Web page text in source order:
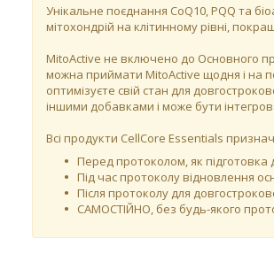
Унікальне поєднання CoQ10, PQQ та
мітохондрій на клітинному рівні,
MitoActive не включено до Основного
можна приймати MitoActive щодня і на
оптимізуєте свій стан для
іншими добавками і може бути
Всі продукти CellCore Essentials
Перед протоколом, як підготовка
Під час протоколу відновлення
Після протоколу для
САМОСТІЙНО, без будь-якого